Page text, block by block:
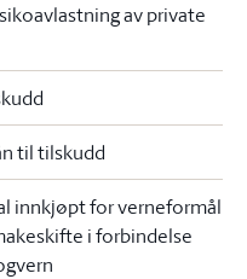
av private
til tilskudd
innkjøpt for verneformål
i forbindelse